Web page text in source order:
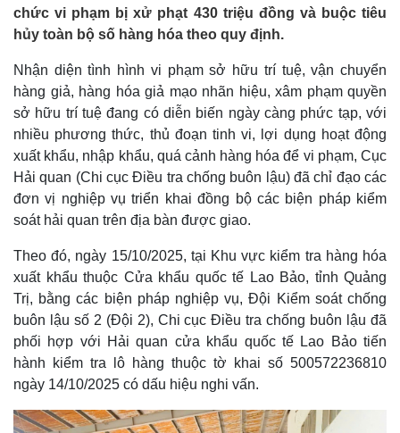
chức vi phạm bị xử phạt 430 triệu đồng và buộc tiêu
hủy toàn bộ số hàng hóa theo quy định.
Nhận diện tình hình vi phạm sở hữu trí tuệ, vận chuyển
hàng giả, hàng hóa giả mạo nhãn hiệu, xâm phạm quyền
sở hữu trí tuệ đang có diễn biến ngày càng phức tạp, với
nhiều phương thức, thủ đoạn tinh vi, lợi dụng hoạt động
xuất khẩu, nhập khẩu, quá cảnh hàng hóa để vi phạm, Cục
Hải quan (Chi cục Điều tra chống buôn lậu) đã chỉ đạo các
đơn vị nghiệp vụ triển khai đồng bộ các biện pháp kiểm
soát hải quan trên địa bàn được giao.
Theo đó, ngày 15/10/2025, tại Khu vực kiểm tra hàng hóa
xuất khẩu thuộc Cửa khẩu quốc tế Lao Bảo, tỉnh Quảng
Trị, bằng các biện pháp nghiệp vụ, Đội Kiểm soát chống
buôn lậu số 2 (Đội 2), Chi cục Điều tra chống buôn lậu đã
phối hợp với Hải quan cửa khẩu quốc tế Lao Bảo tiến
hành kiểm tra lô hàng thuộc tờ khai số 500572236810
ngày 14/10/2025 có dấu hiệu nghi vấn.